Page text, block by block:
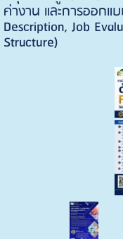
ค่างาน และการออกแ
Description, Job
Structure)